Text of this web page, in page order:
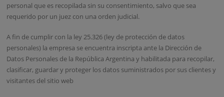
personal que es recopilada sin su consentimiento, salvo que sea
requerido por un juez con una orden judicial.
A fin de cumplir con la ley 25.326 (ley de protección de datos
personales) la empresa se encuentra inscripta ante la Dirección de
Datos Personales de la República Argentina y habilitada para recopilar,
clasificar, guardar y proteger los datos suministrados por sus clientes y
visitantes del sitio web